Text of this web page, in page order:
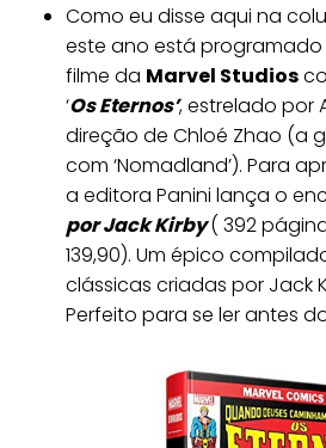
Como eu disse aqui na
este ano está
filme da Marvel Studios
‘Os Eternos’, estrelado por
direção de Chloé Zhao (a
com ‘Nomadland’). Para
a editora Panini lança o
por Jack Kirby( 392
139,90). Um épico
clássicas criadas por Jack
Perfeito para se ler antes